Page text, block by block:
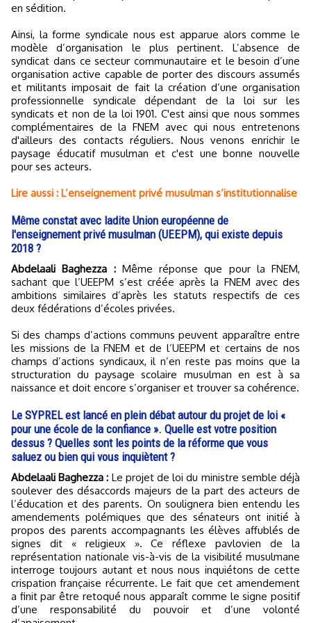
en sédition.
Ainsi, la forme syndicale nous est apparue alors comme le
modèle d’organisation le plus pertinent. L’absence de
syndicat dans ce secteur communautaire et le besoin d’une
organisation active capable de porter des discours assumés
et militants imposait de fait la création d’une organisation
professionnelle syndicale dépendant de la loi sur les
syndicats et non de la loi 1901. C'est ainsi que nous sommes
complémentaires de la FNEM avec qui nous entretenons
d'ailleurs des contacts réguliers. Nous venons enrichir le
paysage éducatif musulman et c'est une bonne nouvelle
pour ses acteurs.
Lire aussi : L’enseignement privé musulman s’institutionnalise
Même constat avec ladite Union européenne de
l'enseignement privé musulman (UEEPM), qui existe depuis
2018 ?
Abdelaali Baghezza :Même réponse que pour la FNEM,
sachant que l’UEEPM s’est créée après la FNEM avec des
ambitions similaires d’après les statuts respectifs de ces
deux fédérations d’écoles privées.
Si des champs d’actions communs peuvent apparaître entre
les missions de la FNEM et de l’UEEPM et certains de nos
champs d’actions syndicaux, il n’en reste pas moins que la
structuration du paysage scolaire musulman en est à sa
naissance et doit encore s’organiser et trouver sa cohérence.
Le SYPREL est lancé en plein débat autour du projet de loi «
pour une école de la confiance ». Quelle est votre position
dessus ? Quelles sont les points de la réforme que vous
saluez ou bien qui vous inquiètent ?
Abdelaali Baghezza : Le projet de loi du ministre semble déjà
soulever des désaccords majeurs de la part des acteurs de
l’éducation et des parents. On soulignera bien entendu les
amendements polémiques que des sénateurs ont initié à
propos des parents accompagnants les élèves affublés de
signes dit « religieux ». Ce réflexe pavlovien de la
représentation nationale vis-à-vis de la visibilité musulmane
interroge toujours autant et nous nous inquiétons de cette
crispation française récurrente. Le fait que cet amendement
a finit par être retoqué nous apparaît comme le signe positif
d’une responsabilité du pouvoir et d’une volonté